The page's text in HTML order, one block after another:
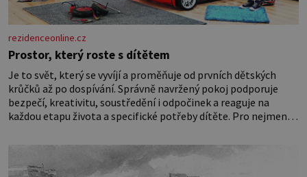
rezidenceonline.cz
Prostor, který roste s dítětem
Je to svět, který se vyvíjí a proměňuje od prvních dětských
krůčků až po dospívání. Správně navržený pokoj podporuje
bezpečí, kreativitu, soustředění i odpočinek a reaguje na
každou etapu života a specifické potřeby dítěte. Pro nejmenší
miminka měl působit především klidně a útulně. Předškolní